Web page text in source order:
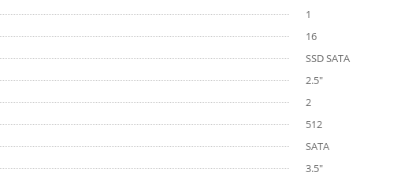
1
16
SSD SATA
2.5"
2
512
SATA
3.5"